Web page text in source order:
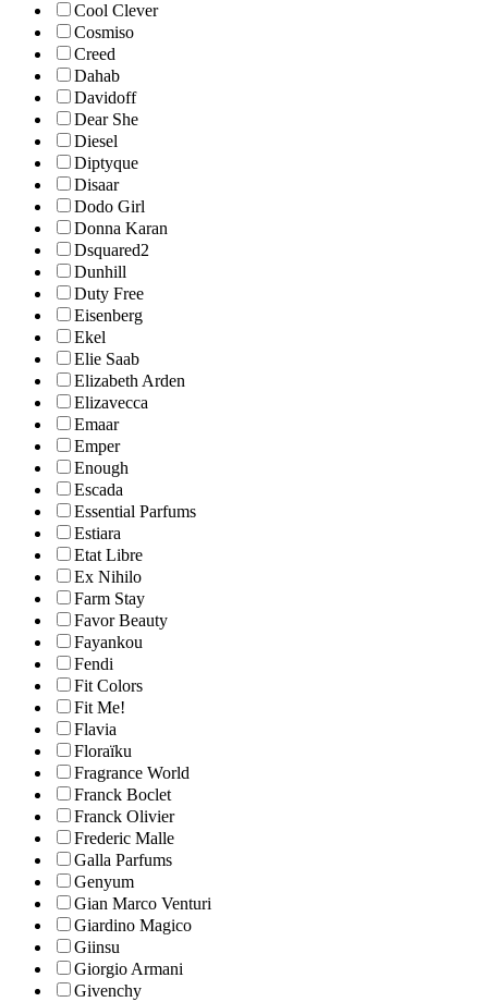
Cool Clever
Cosmiso
Creed
Dahab
Davidoff
Dear She
Diesel
Diptyque
Disaar
Dodo Girl
Donna Karan
Dsquared2
Dunhill
Duty Free
Eisenberg
Ekel
Elie Saab
Elizabeth Arden
Elizavecca
Emaar
Emper
Enough
Escada
Essential Parfums
Estiara
Etat Libre
Ex Nihilo
Farm Stay
Favor Beauty
Fayankou
Fendi
Fit Colors
Fit Me!
Flavia
Floraïku
Fragrance World
Franck Boclet
Franck Olivier
Frederic Malle
Galla Parfums
Genyum
Gian Marco Venturi
Giardino Magico
Giinsu
Giorgio Armani
Givenchy